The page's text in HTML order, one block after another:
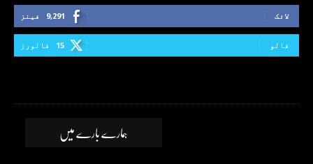
9,291 فینز لائک
15 فالورز فالو
ہمارے بارے میں